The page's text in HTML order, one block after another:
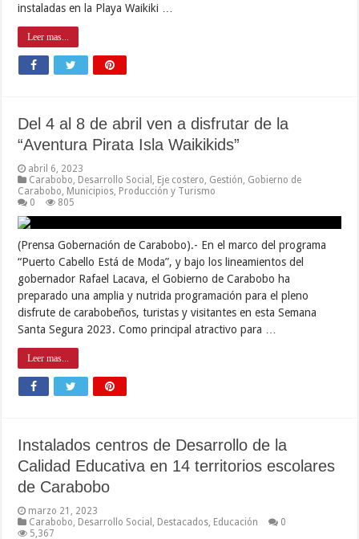
instaladas en la Playa Waikiki …
Leer mas...
Del 4 al 8 de abril ven a disfrutar de la
“Aventura Pirata Isla Waikikids”
abril 6, 2023
Carabobo Desarrollo Social Eje costero Gestión Gobierno de
Carabobo Municipios Producción y Turismo
0
805
(Prensa Gobernación de Carabobo).- En el marco del programa
“Puerto Cabello Está de Moda”, y bajo los lineamientos del
gobernador Rafael Lacava, el Gobierno de Carabobo ha
preparado una amplia y nutrida programación para el pleno
disfrute de carabobeños, turistas y visitantes en esta Semana
Santa Segura 2023. Como principal atractivo para …
Leer mas...
Instalados centros de Desarrollo de la
Calidad Educativa en 14 territorios escolares
de Carabobo
marzo 21, 2023
Carabobo Desarrollo Social Destacados Educación
0
5,367